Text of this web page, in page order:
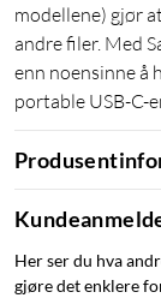
modellene) gjør
andre filer. Med
enn noensinne å
portable USB-C-
Her ser du hva
gjøre det enklere